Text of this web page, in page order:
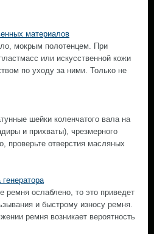
материалов
мокрым полотенцем. При
или искусственной кожи
по уходу за ними. Только не
шейки коленчатого вала на
и прихваты), чрезмерного
проверьте отверстия масляных
ослаблено, то это приведет
и быстрому износу ремня.
ремня возникает вероятность